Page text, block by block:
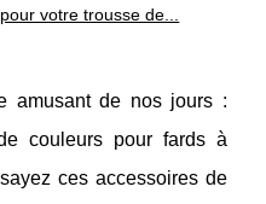
votre trousse de...
amusant de nos jours :
couleurs pour fards à
ces accessoires de